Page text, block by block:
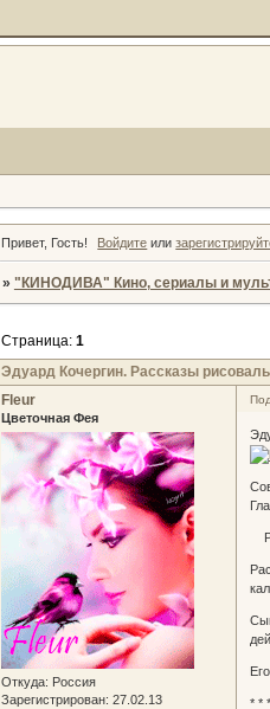
Привет, Гость! Войдите или
» "КИНОДИВА" Кино, сериалы и
Эдуард Кочергин. Рассказы
Страница: 1
Fleur
Цветочная Фея
Откуда: Россия
Зарегистрирован: 27.02.13
* * *